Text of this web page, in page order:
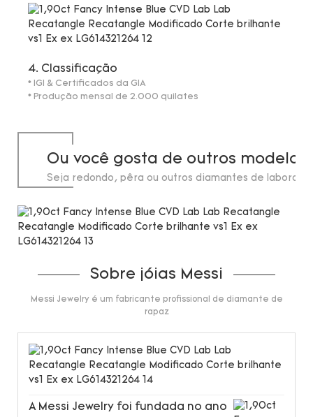
4. Classificação
* IGI & Certificados da GIA
* Produção mensal de 2.000 quilates
Ou você gosta de outros
Seja redondo, pêra ou outros diamantes de
Sobre jóias Messi
Messi Jewelry é um fabricante profissional de diamante de
rapaz
A Messi Jewelry foi fundada no ano